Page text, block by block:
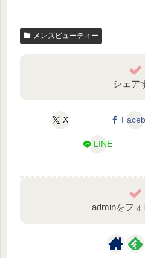
メンズビューティー
シェア
X
LINE
adminをフ